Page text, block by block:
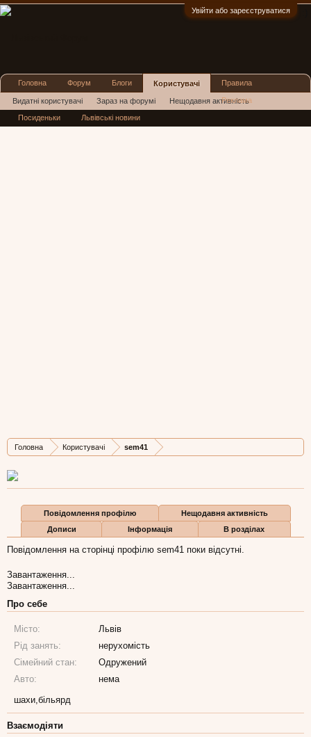
Увійти або зареєструватися
Головна Користувачі sem41
Дописів
384
Карма
1.357
Бали
0
Повідомлення профілю
Нещодавня активність
Дописи
Інформація В розділах
Повідомлення на сторінці профілю sem41 поки відсутні.
Завантаження...
Завантаження...
Про себе
Місто:
Львів
Рід занять:
нерухомість
Сімейний стан:
Одружений
Авто:
нема
шахи,більярд
Взаємодіяти
Головна Форум Блоги Користувачі
Видатні користувачі Зараз на форумі Нещодавня активність
Нові повідомлення профілю
Правила
Реклама
Посиденьки Львівські новини